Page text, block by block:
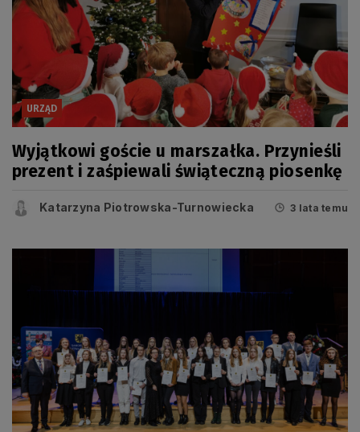
URZĄD
Wyjątkowi goście u marszałka. Przynieśli
prezent i zaśpiewali świąteczną piosenkę
Katarzyna Piotrowska-Turnowiecka 3 lata temu